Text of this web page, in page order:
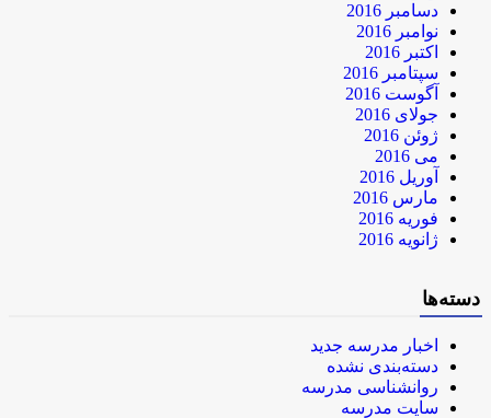
دسامبر 2016
نوامبر 2016
اکتبر 2016
سپتامبر 2016
آگوست 2016
جولای 2016
ژوئن 2016
می 2016
آوریل 2016
مارس 2016
فوریه 2016
ژانویه 2016
دسته‌ها
اخبار مدرسه جدید
دسته‌بندی نشده
روانشناسی مدرسه
سایت مدرسه